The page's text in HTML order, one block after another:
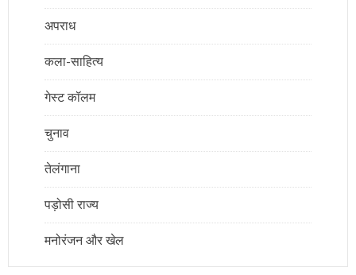
अपराध
कला-साहित्य
गेस्ट कॉलम
चुनाव
तेलंगाना
पड़ोसी राज्य
मनोरंजन और खेल